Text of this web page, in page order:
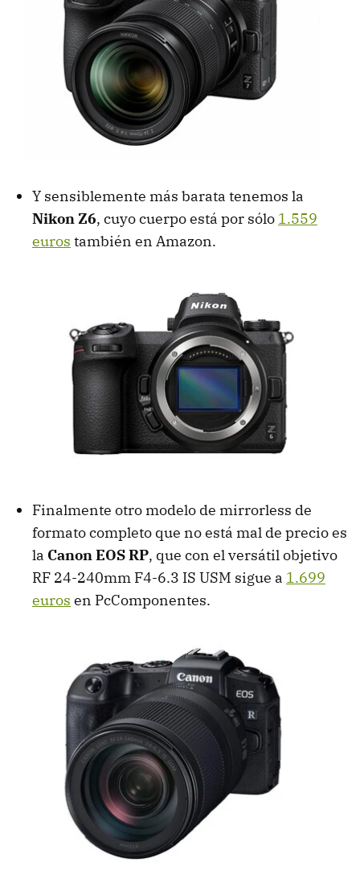
Y sensiblemente más barata tenemos la
Nikon Z6, cuyo cuerpo está por sólo 1.559
euros también en Amazon.
Finalmente otro modelo de mirrorless de
formato completo que no está mal de precio es
la Canon EOS RP, que con el versátil objetivo
RF 24-240mm F4-6.3 IS USM sigue a 1.699
euros en PcComponentes.